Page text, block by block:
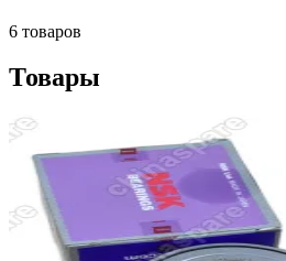
6 товаров
Товары